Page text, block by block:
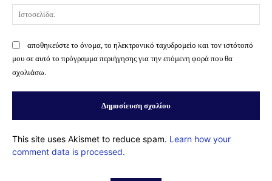
αποθηκεύστε το όνομα, το ηλεκτρονικό ταχυδρομείο και τον ιστότοπό
μου σε αυτό το πρόγραμμα περιήγησης για την επόμενη φορά που θα
σχολιάσω.
This site uses Akismet to reduce spam. Learn how your
comment data is processed.